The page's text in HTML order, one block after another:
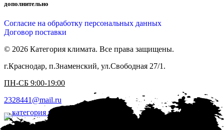
дополнительно
Согласие на обработку персональных данных
Договор поставки
© 2026 Категория климата. Все права защищены.
г.Краснодар, п.Знаменский, ул.Свободная 27/1.
ПН-СБ 9:00-19:00
2328441@mail.ru